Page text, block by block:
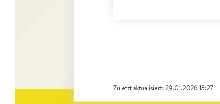
Zuletzt aktualisiert: 29.01.2026 13:27